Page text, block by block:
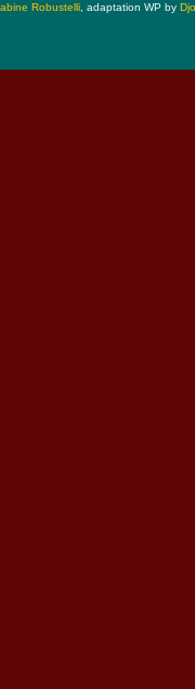
Robustelli , adaptation WP by